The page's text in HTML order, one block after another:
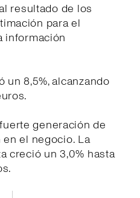
resultado de los
para el
información
8,5%, alcanzando
generación de
el negocio. La
creció un 3,0% hasta